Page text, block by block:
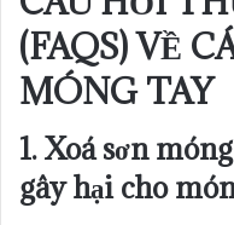
(FAQS) VỀ
MÓNG TAY
1.Xoá sơn
gây hại cho